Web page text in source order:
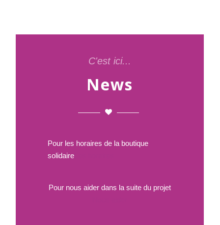
C'est ici...
News
Pour les horaires de la boutique
solidaireLes horaires
Pour nous aider dans la suite du projet